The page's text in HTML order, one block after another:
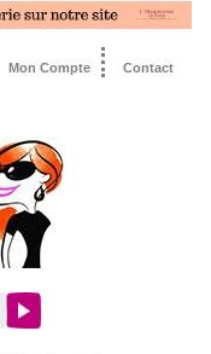
Contact
Mon Compte